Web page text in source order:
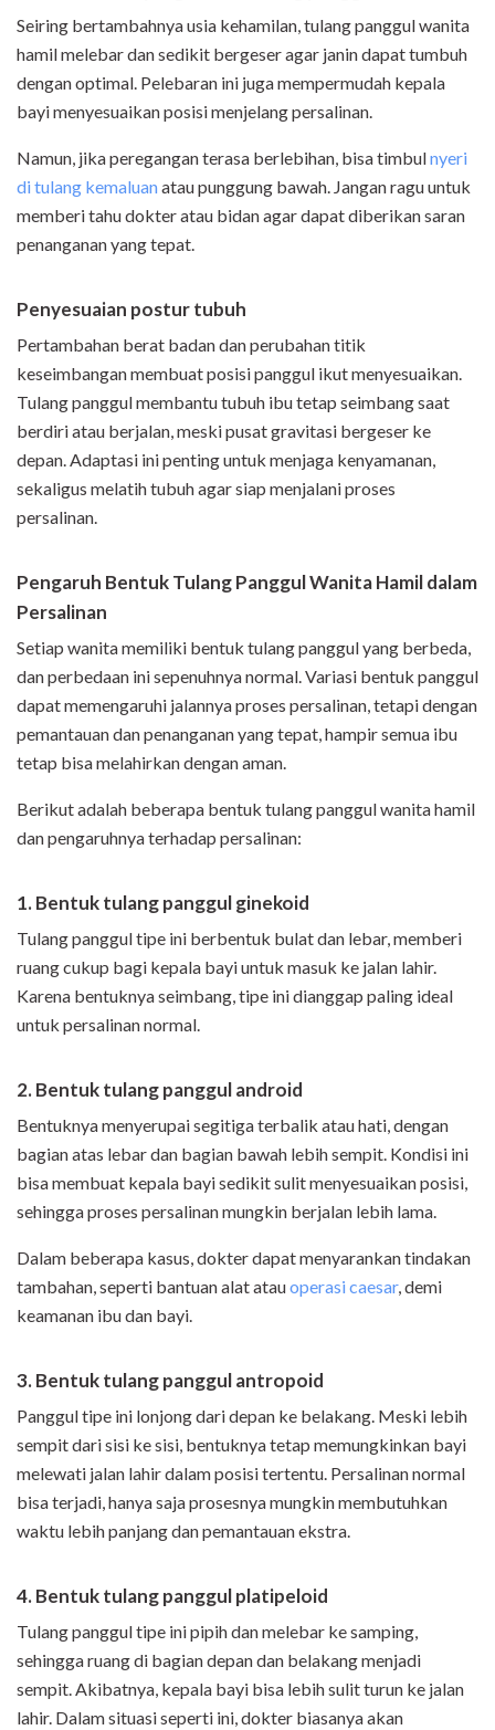
Seiring bertambahnya usia kehamilan, tulang panggul wanita
hamil melebar dan sedikit bergeser agar janin dapat tumbuh
dengan optimal. Pelebaran ini juga mempermudah kepala
bayi menyesuaikan posisi menjelang persalinan.
Namun, jika peregangan terasa berlebihan, bisa timbulnyeri
di tulang kemaluanatau punggung bawah. Jangan ragu untuk
memberi tahu dokter atau bidan agar dapat diberikan saran
penanganan yang tepat.
Penyesuaian postur tubuh
Pertambahan berat badan dan perubahan titik
keseimbangan membuat posisi panggul ikut menyesuaikan.
Tulang panggul membantu tubuh ibu tetap seimbang saat
berdiri atau berjalan, meski pusat gravitasi bergeser ke
depan. Adaptasi ini penting untuk menjaga kenyamanan,
sekaligus melatih tubuh agar siap menjalani proses
persalinan.
Pengaruh Bentuk Tulang Panggul Wanita Hamil dalam
Persalinan
Setiap wanita memiliki bentuk tulang panggul yang berbeda,
dan perbedaan ini sepenuhnya normal. Variasi bentuk panggul
dapat memengaruhi jalannya proses persalinan, tetapi dengan
pemantauan dan penanganan yang tepat, hampir semua ibu
tetap bisa melahirkan dengan aman.
Berikut adalah beberapa bentuk tulang panggul wanita hamil
dan pengaruhnya terhadap persalinan:
1. Bentuk tulang panggul ginekoid
Tulang panggul tipe ini berbentuk bulat dan lebar, memberi
ruang cukup bagi kepala bayi untuk masuk ke jalan lahir.
Karena bentuknya seimbang, tipe ini dianggap paling ideal
untuk persalinan normal.
2. Bentuk tulang panggul android
Bentuknya menyerupai segitiga terbalik atau hati, dengan
bagian atas lebar dan bagian bawah lebih sempit. Kondisi ini
bisa membuat kepala bayi sedikit sulit menyesuaikan posisi,
sehingga proses persalinan mungkin berjalan lebih lama.
Dalam beberapa kasus, dokter dapat menyarankan tindakan
tambahan, seperti bantuan alat atauoperasi caesar, demi
keamanan ibu dan bayi.
3. Bentuk tulang panggul antropoid
Panggul tipe ini lonjong dari depan ke belakang. Meski lebih
sempit dari sisi ke sisi, bentuknya tetap memungkinkan bayi
melewati jalan lahir dalam posisi tertentu. Persalinan normal
bisa terjadi, hanya saja prosesnya mungkin membutuhkan
waktu lebih panjang dan pemantauan ekstra.
4. Bentuk tulang panggul platipeloid
Tulang panggul tipe ini pipih dan melebar ke samping,
sehingga ruang di bagian depan dan belakang menjadi
sempit. Akibatnya, kepala bayi bisa lebih sulit turun ke jalan
lahir. Dalam situasi seperti ini, dokter biasanya akan